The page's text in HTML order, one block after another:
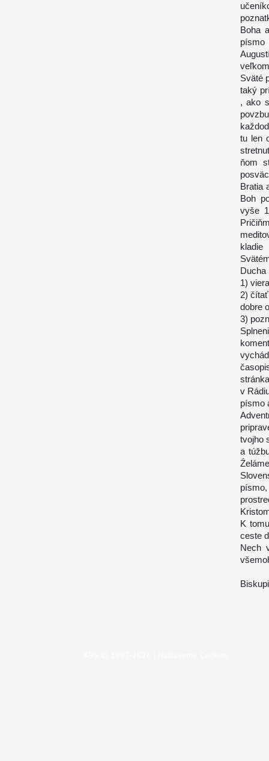
Boha
Sväté
taký
, ako
tu len
ňom
Bratia
Boh
vyše
kladie
Ducha
1)
2)
dobre
3)
v
písmo
tvojho
a
K
ceste
Nech